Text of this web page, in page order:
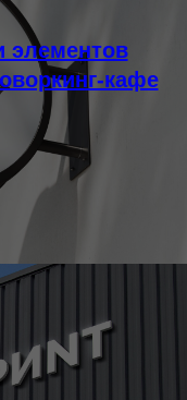
элементов
кафе